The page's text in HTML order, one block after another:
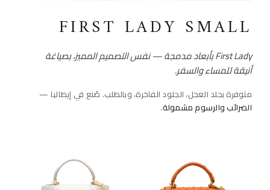
FIRST LADY SMALL
First Lady بأبعاد مدمجة — نفس التصميم المميز، بصياغة
أنيقة للمساء والسفر.
متوفرة بجلد العجل، الجلود الفاخرة، وبالطلب. صُنع في إيطاليا —
الضرائب والرسوم مشمولة.